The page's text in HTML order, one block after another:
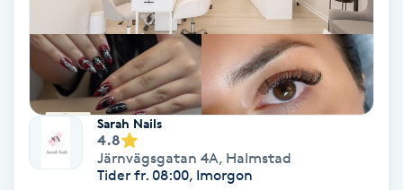
Barber
Barnklippning
Sarah Nails
4.8
Järnvägsgatan 4A, Halmstad
Tider fr. 08:00, Imorgon